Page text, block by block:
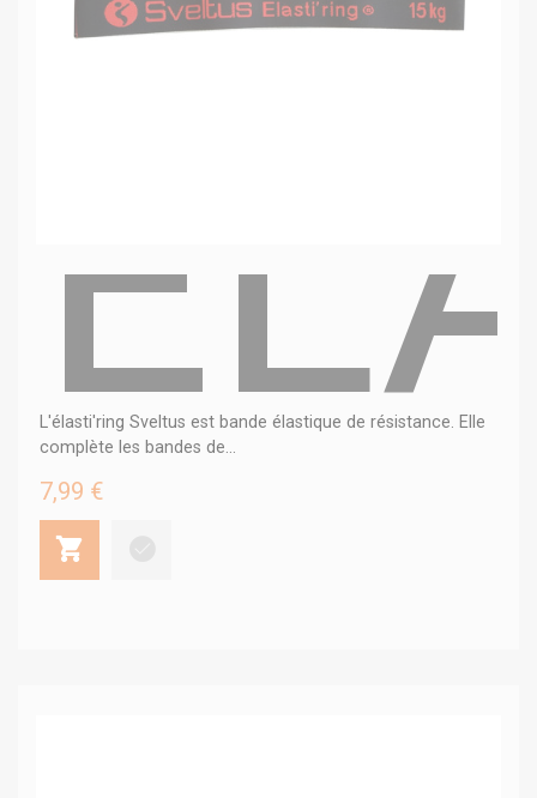
L'élasti'ring Sveltus est bande élastique de résistance. Elle
complète les bandes de...
7,99 €